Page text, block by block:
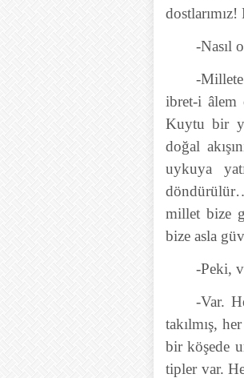
dostlarımız!
-Nasıl
-
ibret-i âlem
Kuytu bir
doğal
uykuya
millet bize
bize asla
-Peki,
-Var.
takılmış,
bir köşede
tipler var.